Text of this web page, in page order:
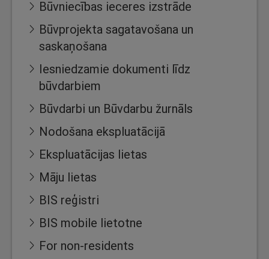
Būvniecības ieceres izstrāde
Būvprojekta sagatavošana un
saskaņošana
Iesniedzamie dokumenti līdz
būvdarbiem
Būvdarbi un Būvdarbu žurnāls
Nodošana ekspluatācijā
Ekspluatācijas lietas
Māju lietas
BIS reģistri
BIS mobile lietotne
For non-residents